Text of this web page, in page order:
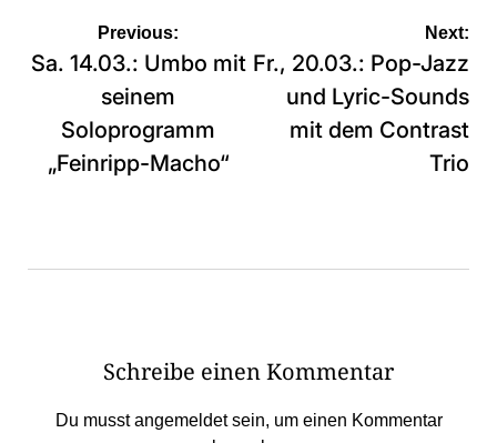
Beitragsnavigation
Previous:
Sa. 14.03.: Umbo mit
seinem
Soloprogramm
„Feinripp-Macho“
Next:
Fr., 20.03.: Pop-Jazz
und Lyric-Sounds
mit dem Contrast
Trio
Schreibe einen Kommentar
Du musstangemeldetsein, um einen Kommentar